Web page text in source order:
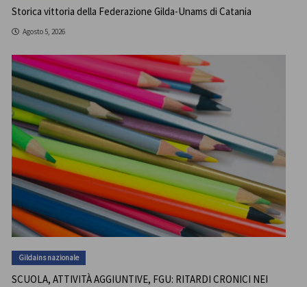
Storica vittoria della Federazione Gilda-Unams di Catania
Agosto 5, 2026
Gildains nazionale
SCUOLA, ATTIVITÀ AGGIUNTIVE, FGU: RITARDI CRONICI NEI